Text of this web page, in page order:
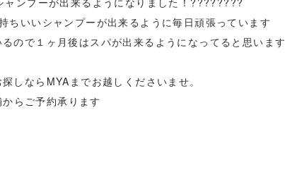
ちいいシャンプーが出来るように毎日頑張っています
ので１ヶ月後はスパが出来るようになってると思います
しならMYAまでお越しくださいませ。
らご予約承ります